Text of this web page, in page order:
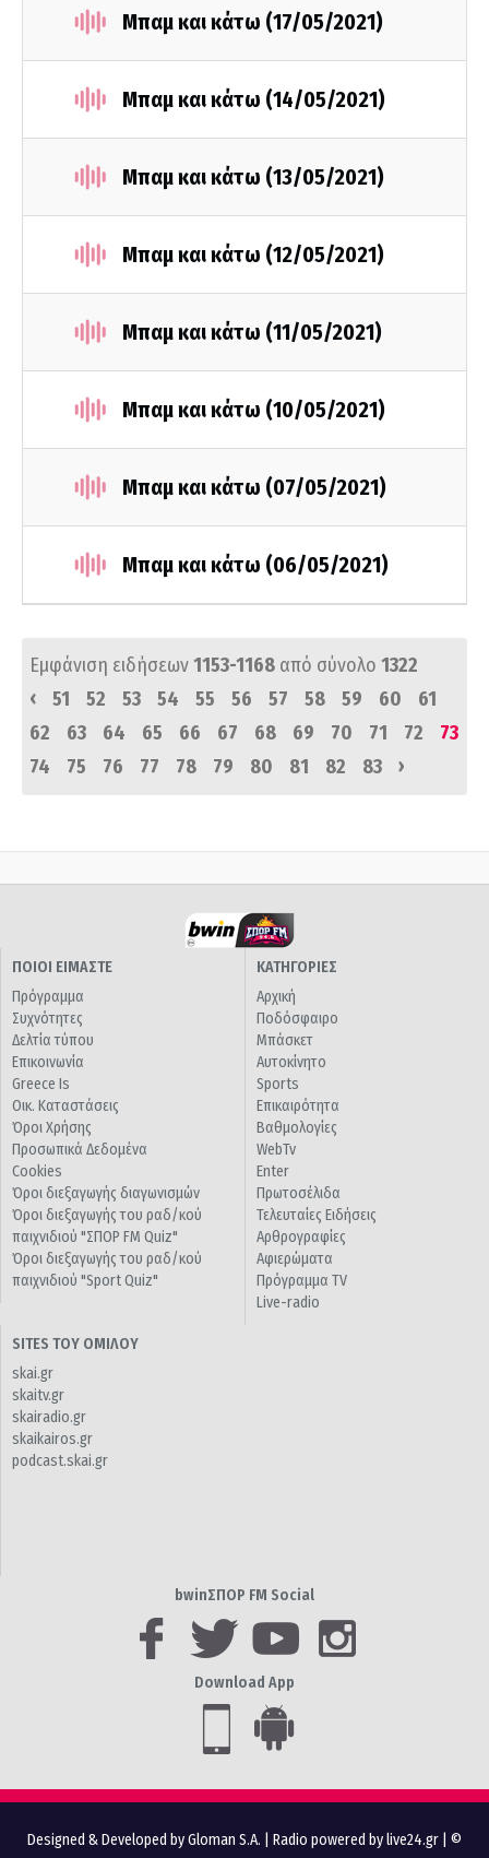
Μπαμ και κάτω (17/05/2021)
Μπαμ και κάτω (14/05/2021)
Μπαμ και κάτω (13/05/2021)
Μπαμ και κάτω (12/05/2021)
Μπαμ και κάτω (11/05/2021)
Μπαμ και κάτω (10/05/2021)
Μπαμ και κάτω (07/05/2021)
Μπαμ και κάτω (06/05/2021)
Εμφάνιση ειδήσεων1153-1168 από σύνολο 1322
‹
51 52 53 54 55 56 57 58 59 60
61
62
63 64 65 66 67 68 69 70 71 72
73
74
75 76 77 78 79 80 81 82 83 ›
ΠΟΙΟΙ ΕΙΜΑΣΤΕ
Πρόγραμμα
Συχνότητες
Δελτία τύπου
Επικοινωνία
Greece Is
Οικ. Καταστάσεις
Όροι Χρήσης
Προσωπικά Δεδομένα
Cookies
Όροι διεξαγωγής διαγωνισμών
Όροι διεξαγωγής του ραδ/κού
παιχνιδιού "ΣΠΟΡ FM Quiz"
Όροι διεξαγωγής του ραδ/κού
παιχνιδιού "Sport Quiz"
ΚΑΤΗΓΟΡΙΕΣ
Αρχική
Ποδόσφαιρο
Μπάσκετ
Αυτοκίνητο
Sports
Επικαιρότητα
Βαθμολογίες
WebTv
Enter
Πρωτοσέλιδα
Τελευταίες Ειδήσεις
Αρθρογραφίες
Αφιερώματα
Πρόγραμμα TV
Live-radio
SITES ΤΟΥ ΟΜΙΛΟΥ
skai.gr
skaitv.gr
skairadio.gr
skaikairos.gr
podcast.skai.gr
bwinΣΠΟΡ FM Social
Download App
Designed & Developed by Gloman S.A. Radio powered by live24.gr | ©